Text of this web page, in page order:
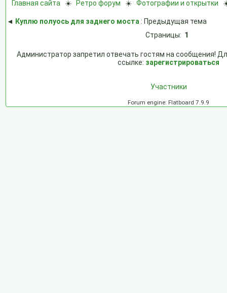
Главная сайта
☀️ Ретро форум ☀️Фотографии и открытки
◄ Куплю полуось для заднего моста: Предыдущая тема
Страницы: 1
Администратор запретил отвечать гостям на сообщения!
ссылке: зарегистрироваться
Участники
Forum engine: Flatboard 7.9.9